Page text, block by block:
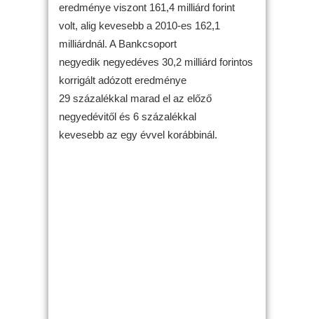
eredménye viszont 161,4 milliárd forint
volt, alig kevesebb a 2010-es 162,1
milliárdnál. A Bankcsoport
negyedik negyedéves 30,2 milliárd forintos
korrigált adózott eredménye
29 százalékkal marad el az előző
negyedévitől és 6 százalékkal
kevesebb az egy évvel korábbinál.